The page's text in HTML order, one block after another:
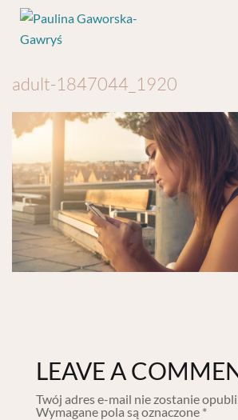
adult-1847044_1920
LEAVE A
Twój adres e-mail nie zostanie
Wymagane pola są oznaczone *